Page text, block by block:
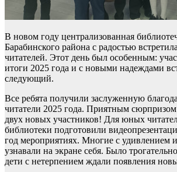
В новом году централизованная
Барабинского района с радостью
читателей. Этот день был особенным:
итоги 2025 года и с новыми надеждами
следующий.
Все ребята получили заслуженную
читатели 2025 года. Приятным сюрпризом
двух новых участников! Для юных
библиотеки подготовили
год мероприятиях. Многие с удивлением
узнавали на экране себя. Было
дети с нетерпением ждали появления